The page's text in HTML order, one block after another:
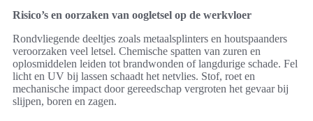
Risico’s en oorzaken van oogletsel op de werkvloer
Rondvliegende deeltjes zoals metaalsplinters en houtspaanders
veroorzaken veel letsel. Chemische spatten van zuren en
oplosmiddelen leiden tot brandwonden of langdurige schade. Fel
licht en UV bij lassen schaadt het netvlies. Stof, roet en
mechanische impact door gereedschap vergroten het gevaar bij
slijpen, boren en zagen.